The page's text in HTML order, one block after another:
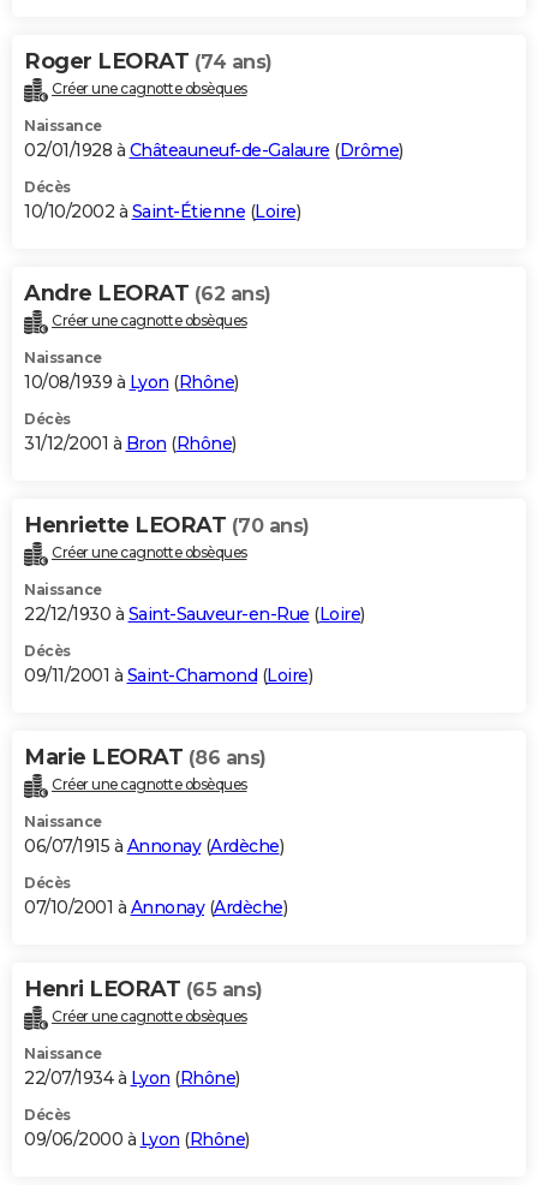
Roger LEORAT (74 ans)
Créer une cagnotte obsèques
Naissance
02/01/1928 à Châteauneuf-de-Galaure (Drôme)
Décès
10/10/2002 à Saint-Étienne (Loire)
Andre LEORAT (62 ans)
Créer une cagnotte obsèques
Naissance
10/08/1939 à Lyon (Rhône)
Décès
31/12/2001 à Bron (Rhône)
Henriette LEORAT (70 ans)
Créer une cagnotte obsèques
Naissance
22/12/1930 à Saint-Sauveur-en-Rue (Loire)
Décès
09/11/2001 à Saint-Chamond (Loire)
Marie LEORAT (86 ans)
Créer une cagnotte obsèques
Naissance
06/07/1915 à Annonay(Ardèche)
Décès
07/10/2001 à Annonay(Ardèche)
Henri LEORAT (65 ans)
Créer une cagnotte obsèques
Naissance
22/07/1934 à Lyon (Rhône)
Décès
09/06/2000 à Lyon (Rhône)